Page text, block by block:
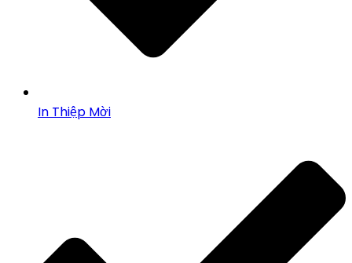
In Thiệp Mời